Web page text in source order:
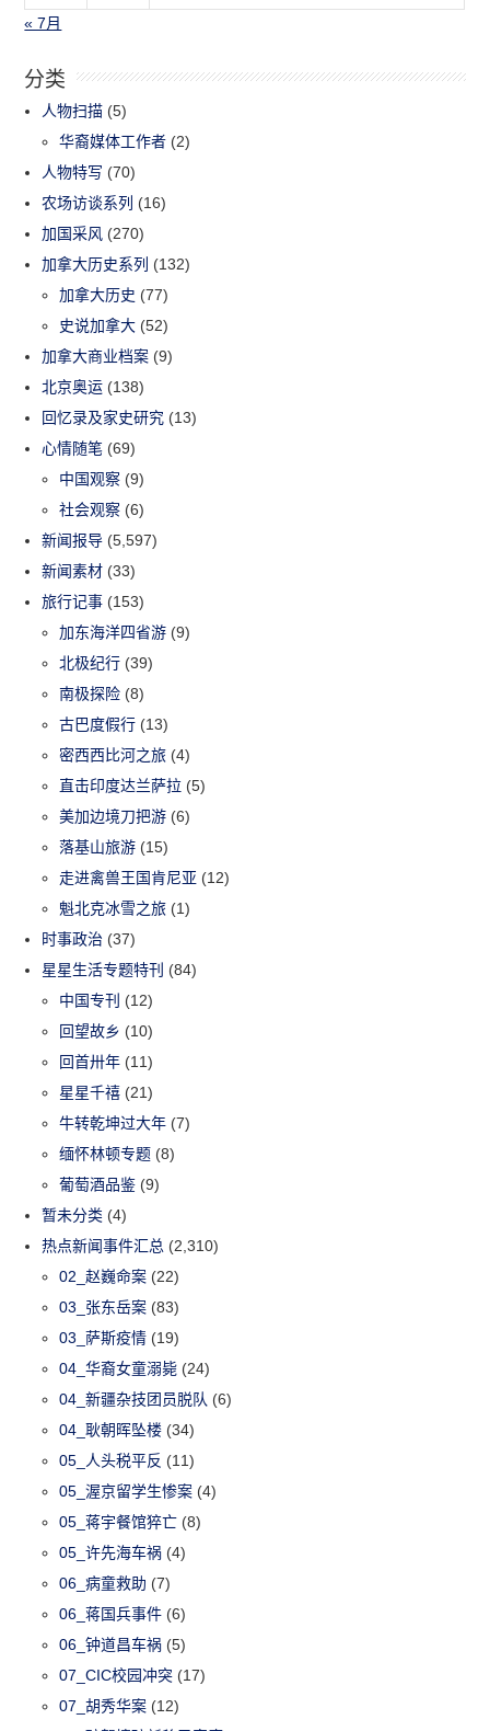
« 7月
分类
人物扫描 (5)
华裔媒体工作者 (2)
人物特写 (70)
农场访谈系列 (16)
加国采风 (270)
加拿大历史系列 (132)
加拿大历史 (77)
史说加拿大 (52)
加拿大商业档案 (9)
北京奥运 (138)
回忆录及家史研究 (13)
心情随笔 (69)
中国观察 (9)
社会观察 (6)
新闻报导 (5,597)
新闻素材 (33)
旅行记事 (153)
加东海洋四省游 (9)
北极纪行 (39)
南极探险 (8)
古巴度假行 (13)
密西西比河之旅 (4)
直击印度达兰萨拉 (5)
美加边境刀把游 (6)
落基山旅游 (15)
走进禽兽王国肯尼亚 (12)
魁北克冰雪之旅 (1)
时事政治 (37)
星星生活专题特刊 (84)
中国专刊 (12)
回望故乡 (10)
回首卅年 (11)
星星千禧 (21)
牛转乾坤过大年 (7)
缅怀林顿专题 (8)
葡萄酒品鉴 (9)
暂未分类 (4)
热点新闻事件汇总 (2,310)
02_赵巍命案 (22)
03_张东岳案 (83)
03_萨斯疫情 (19)
04_华裔女童溺毙 (24)
04_新疆杂技团员脱队 (6)
04_耿朝晖坠楼 (34)
05_人头税平反 (11)
05_渥京留学生惨案 (4)
05_蒋宇餐馆猝亡 (8)
05_许先海车祸 (4)
06_病童救助 (7)
06_蒋国兵事件 (6)
06_钟道昌车祸 (5)
07_CIC校园冲突 (17)
07_胡秀华案 (12)